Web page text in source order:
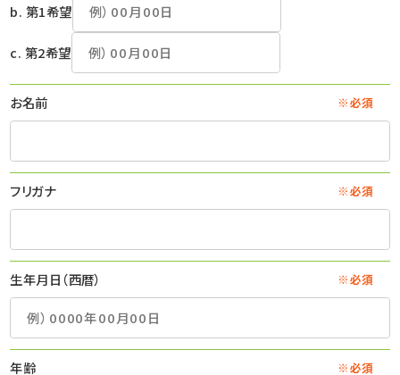
b. 第1希望
c. 第2希望
お名前 ※必須
フリガナ ※必須
生年月日（西暦） ※必須
年齢 ※必須